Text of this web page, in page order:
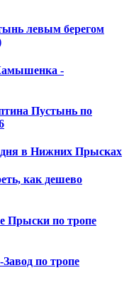
левым берегом
-
Пустынь по
в Нижних Прысках
как дешево
Прыски по тропе
по тропе